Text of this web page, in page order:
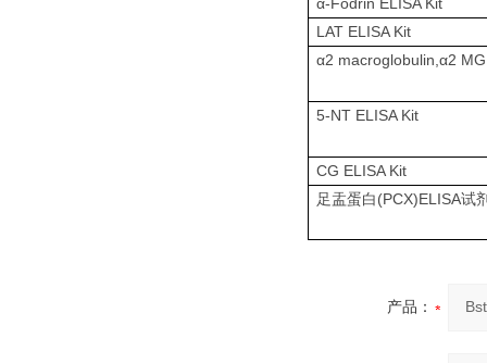
LAT ELISA Kit
α2 macroglobulin,α2
5-NT ELISA Kit
CG ELISA Kit
足盂蛋白 (PCX)ELISA试
产品：